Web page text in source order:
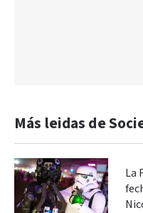
Más leidas de
La